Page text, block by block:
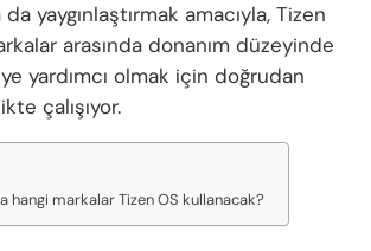
yaygınlaştırmak amacıyla, Tizen
arasında donanım düzeyinde
yardımcı olmak için doğrudan
çalışıyor.
hangi markalar Tizen OS kullanacak?